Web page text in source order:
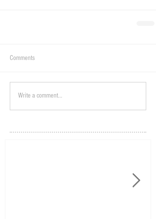
Comments
Write a comment...